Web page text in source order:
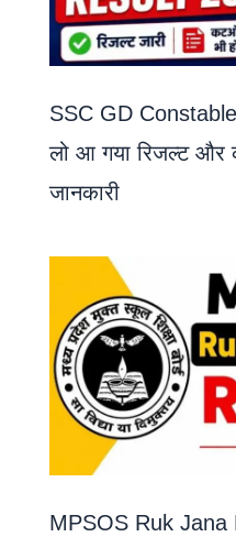
SSC GD
लो आ गया रिजल्ट
जानकारी
MPSOS Ruk Jana